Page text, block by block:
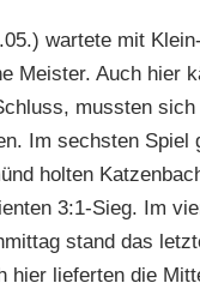
wartete mit
Meister. Auch hier
mussten sich
Im sechsten Spiel
holten
3:1-Sieg. Im
stand das
hier lieferten die